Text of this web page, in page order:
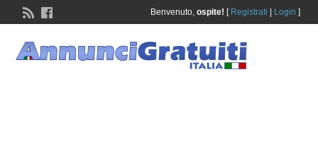
Benvenuto, ospite! [ Registrati Login ]